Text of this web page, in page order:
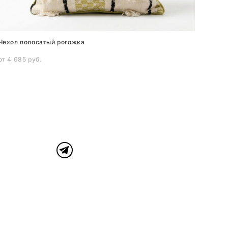
полосатый рогожка
4 085 pуб.